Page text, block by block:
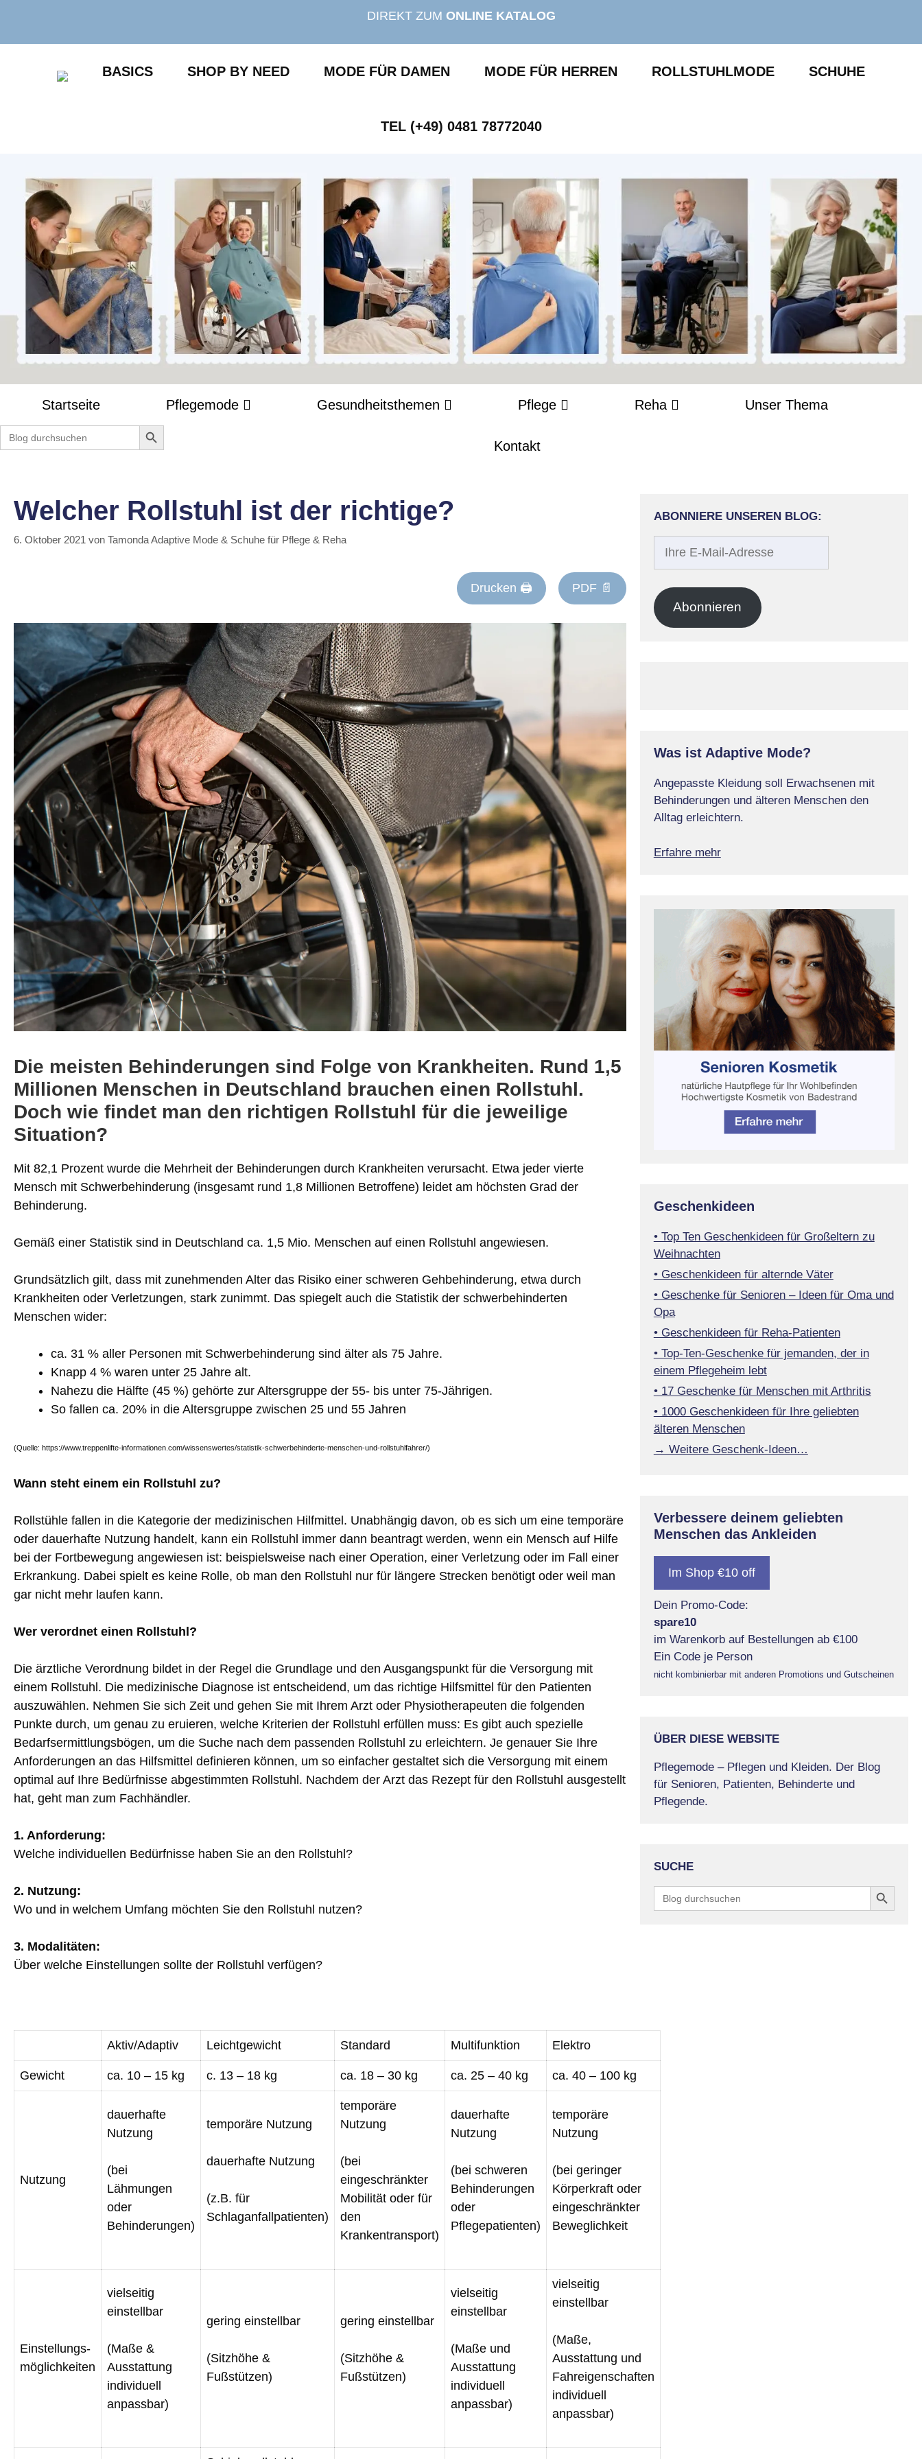
springen
DIREKT ZUM ONLINE KATALOG
BASICS SHOP BY NEED MODE FÜR DAMEN MODE FÜR HERREN ROLLSTUHLMODE SCHUHE
TEL (+49) 0481 78772040
Startseite Pflegemode Gesundheitsthemen Pflege Reha Unser Thema
Kontakt
Search
for:
Search Button
Welcher Rollstuhl ist der richtige?
6. Oktober 2021 von Tamonda Adaptive Mode & Schuhe für Pflege & Reha
Drucken 🖨 PDF 📄
Die meisten Behinderungen sind Folge von Krankheiten. Rund 1,5
Millionen Menschen in Deutschland brauchen einen Rollstuhl.
Doch wie findet man den richtigen Rollstuhl für die jeweilige
Situation?
Mit 82,1 Prozent wurde die Mehrheit der Behinderungen durch Krankheiten verursacht. Etwa jeder vierte
Mensch mit Schwerbehinderung (insgesamt rund 1,8 Millionen Betroffene) leidet am höchsten Grad der
Behinderung.
Gemäß einer Statistik sind in Deutschland ca. 1,5 Mio. Menschen auf einen Rollstuhl angewiesen.
Grundsätzlich gilt, dass mit zunehmenden Alter das Risiko einer schweren Gehbehinderung, etwa durch
Krankheiten oder Verletzungen, stark zunimmt. Das spiegelt auch die Statistik der schwerbehinderten
Menschen wider:
ca. 31 % aller Personen mit Schwerbehinderung sind älter als 75 Jahre.
Knapp 4 % waren unter 25 Jahre alt.
Nahezu die Hälfte (45 %) gehörte zur Altersgruppe der 55- bis unter 75-Jährigen.
So fallen ca. 20% in die Altersgruppe zwischen 25 und 55 Jahren
(Quelle: https://www.treppenlifte-informationen.com/wissenswertes/statistik-schwerbehinderte-menschen-und-rollstuhlfahrer/)
Wann steht einem ein Rollstuhl zu?
Rollstühle fallen in die Kategorie der medizinischen Hilfmittel. Unabhängig davon, ob es sich um eine temporäre
oder dauerhafte Nutzung handelt, kann ein Rollstuhl immer dann beantragt werden, wenn ein Mensch auf Hilfe
bei der Fortbewegung angewiesen ist: beispielsweise nach einer Operation, einer Verletzung oder im Fall einer
Erkrankung. Dabei spielt es keine Rolle, ob man den Rollstuhl nur für längere Strecken benötigt oder weil man
gar nicht mehr laufen kann.
Wer verordnet einen Rollstuhl?
Die ärztliche Verordnung bildet in der Regel die Grundlage und den Ausgangspunkt für die Versorgung mit
einem Rollstuhl. Die medizinische Diagnose ist entscheidend, um das richtige Hilfsmittel für den Patienten
auszuwählen. Nehmen Sie sich Zeit und gehen Sie mit Ihrem Arzt oder Physiotherapeuten die folgenden
Punkte durch, um genau zu eruieren, welche Kriterien der Rollstuhl erfüllen muss: Es gibt auch spezielle
Bedarfsermittlungsbögen, um die Suche nach dem passenden Rollstuhl zu erleichtern. Je genauer Sie Ihre
Anforderungen an das Hilfsmittel definieren können, um so einfacher gestaltet sich die Versorgung mit einem
optimal auf Ihre Bedürfnisse abgestimmten Rollstuhl. Nachdem der Arzt das Rezept für den Rollstuhl ausgestellt
hat, geht man zum Fachhändler.
1. Anforderung:
Welche individuellen Bedürfnisse haben Sie an den Rollstuhl?
2. Nutzung:
Wo und in welchem Umfang möchten Sie den Rollstuhl nutzen?
3. Modalitäten:
Über welche Einstellungen sollte der Rollstuhl verfügen?
Aktiv/Adaptiv Leichtgewicht Standard Multifunktion Elektro
Gewicht ca. 10 – 15 kg c. 13 – 18 kg ca. 18 – 30 kg ca. 25 – 40 kg ca. 40 – 100 kg
Nutzung
dauerhafte
Nutzung
(bei
Lähmungen
oder
Behinderungen)
temporäre Nutzung
dauerhafte Nutzung
(z.B. für
Schlaganfallpatienten)
temporäre
Nutzung
(bei
eingeschränkter
Mobilität oder für
den
Krankentransport)
dauerhafte
Nutzung
(bei schweren
Behinderungen
oder
Pflegepatienten)
temporäre
Nutzung
(bei geringer
Körperkraft oder
eingeschränkter
Beweglichkeit
Einstellungs-
möglichkeiten
vielseitig
einstellbar
(Maße &
Ausstattung
individuell
anpassbar)
gering einstellbar
(Sitzhöhe &
Fußstützen)
gering einstellbar
(Sitzhöhe &
Fußstützen)
vielseitig
einstellbar
(Maße und
Ausstattung
individuell
anpassbar)
vielseitig
einstellbar
(Maße,
Ausstattung und
Fahreigenschaften
individuell
anpassbar)
ABONNIERE UNSEREN BLOG:
Adresse
Abonnieren
Was ist Adaptive Mode?
Angepasste Kleidung soll Erwachsenen mit
Behinderungen und älteren Menschen den
Alltag erleichtern.
Erfahre mehr
Geschenkideen
• Top Ten Geschenkideen für Großeltern zu
Weihnachten
• Geschenkideen für alternde Väter
• Geschenke für Senioren – Ideen für Oma und
Opa
• Geschenkideen für Reha-Patienten
• Top-Ten-Geschenke für jemanden, der in
einem Pflegeheim lebt
• 17 Geschenke für Menschen mit Arthritis
• 1000 Geschenkideen für Ihre geliebten
älteren Menschen
→ Weitere Geschenk-Ideen…
Verbessere deinem geliebten
Menschen das Ankleiden
Im Shop €10 off
Dein Promo-Code:
spare10
im Warenkorb auf Bestellungen ab €100
Ein Code je Person
nicht kombinierbar mit anderen Promotions und Gutscheinen
ÜBER DIESE WEBSITE
Pflegemode – Pflegen und Kleiden. Der Blog
für Senioren, Patienten, Behinderte und
Pflegende.
SUCHE
Search
for:
Search Button